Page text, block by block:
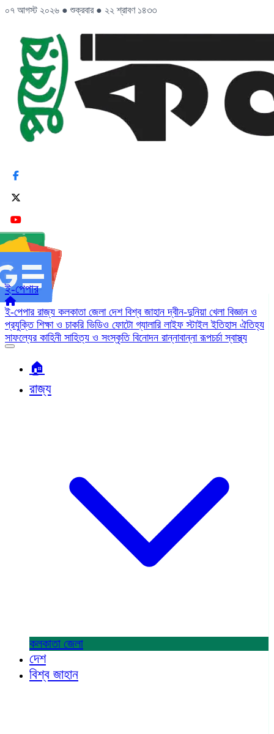
০৭ আগস্ট ২০২৬ ● শুক্রবার ● ২২ শ্রাবণ ১৪৩৩
ই-পেপার
ই-পেপার রাজ্য কলকাতা জেলা দেশ বিশ্ব জাহানদ্বীন-দুনিয়া খেলা বিজ্ঞান ও
প্রযুক্তি শিক্ষা ও চাকরি ভিডিও ফোটো গ্যালারি লাইফ স্টাইলইতিহাস ঐতিহ্য
সাফল্যের কাহিনী সাহিত্য ও সংস্কৃতি বিনোদন রান্নাবান্নারূপচর্চাস্বাস্থ্য
🏠︎
রাজ্য
কলকাতা জেলা
দেশ
বিশ্ব জাহান